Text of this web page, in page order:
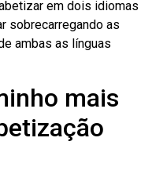
em dois idiomas
sobrecarregando as
ambas as línguas
mais